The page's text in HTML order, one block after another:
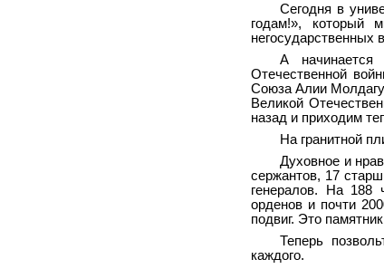
Сегодня в
годам!», который
негосударственных
А начинается
Отечественной
Союза Алии
Великой
назад и приходим
На гранитной
Духовное и
сержантов, 17
генералов. На 188
орденов и почти
подвиг. Это
Теперь
каждого.